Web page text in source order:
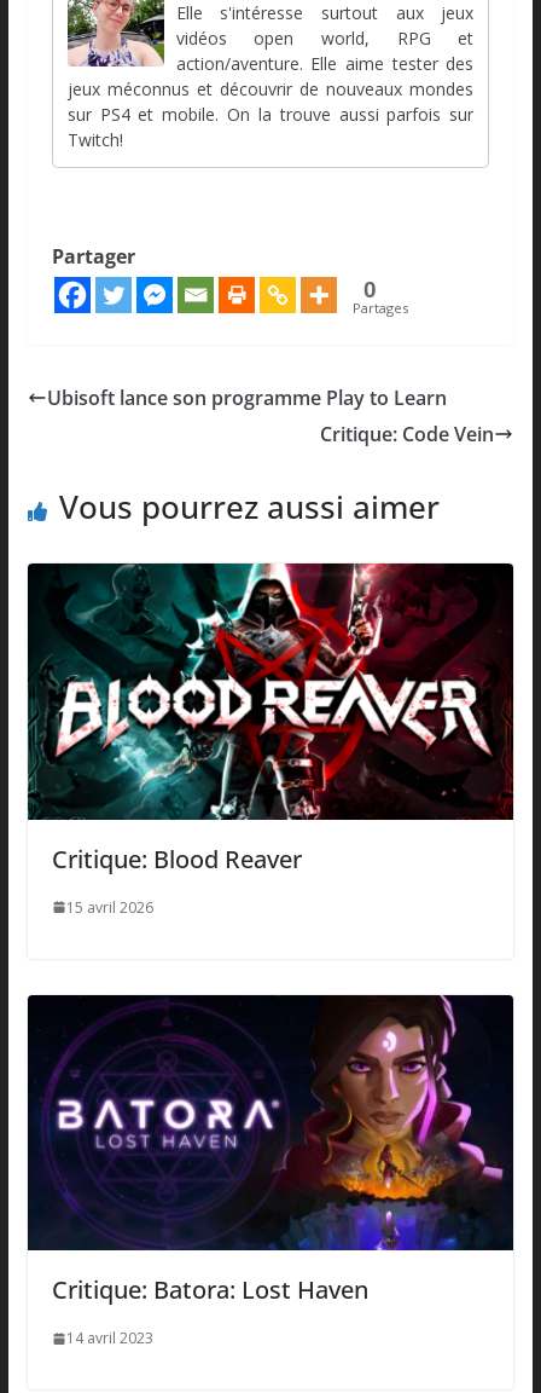
Elle s'intéresse surtout aux jeux
vidéos open world, RPG et
action/aventure. Elle aime tester des
jeux méconnus et découvrir de nouveaux mondes
sur PS4 et mobile. On la trouve aussi parfois sur
Twitch!
Partager
0
Partages
Ubisoft lance son programme Play to Learn
Critique: Code Vein
Vous pourrez aussi aimer
Critique: Blood Reaver
15 avril 2026
Critique: Batora: Lost Haven
14 avril 2023